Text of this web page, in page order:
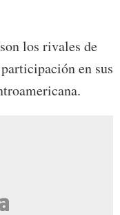
son los rivales de
en sus